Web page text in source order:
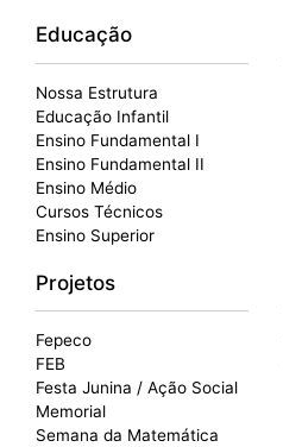
Educação
Nossa Estrutura
Educação Infantil
Ensino Fundamental I
Ensino Fundamental II
Ensino Médio
Cursos Técnicos
Ensino Superior
Projetos
Fepeco
FEB
Festa Junina / Ação Social
Memorial
Semana da Matemática